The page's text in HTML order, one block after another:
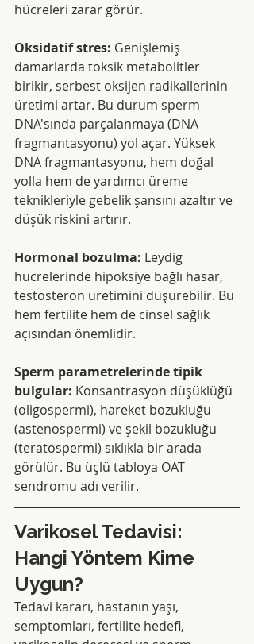
hücreleri zarar görür.
Oksidatif stres: Genişlemiş
damarlarda toksik metabolitler
birikir, serbest oksijen radikallerinin
üretimi artar. Bu durum sperm
DNA'sında parçalanmaya (DNA
fragmantasyonu) yol açar. Yüksek
DNA fragmantasyonu, hem doğal
yolla hem de yardımcı üreme
teknikleriyle gebelik şansını azaltır ve
düşük riskini artırır.
Hormonal bozulma: Leydig
hücrelerinde hipoksiye bağlı hasar,
testosteron üretimini düşürebilir. Bu
hem fertilite hem de cinsel sağlık
açısından önemlidir.
Sperm parametrelerinde tipik
bulgular: Konsantrasyon düşüklüğü
(oligospermi), hareket bozukluğu
(astenospermi) ve şekil bozukluğu
(teratospermi) sıklıkla bir arada
görülür. Bu üçlü tabloya OAT
sendromu adı verilir.
Varikosel Tedavisi:
Hangi Yöntem Kime
Uygun?
Tedavi kararı, hastanın yaşı,
semptomları, fertilite hedefi,